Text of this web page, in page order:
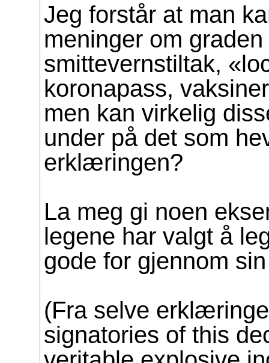
Jeg forstår at man
meninger om
smittevernstiltak,
koronapass,
men kan virkelig
under på det som
erklæringen?
La meg gi noen
legene har valgt å
gode for gjennom
(Fra selve
signatories of this